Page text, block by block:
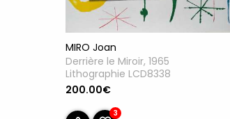
MIRO Joan
Derrière le Miroir, 1965
Lithographie LCD8338
200.00€
3